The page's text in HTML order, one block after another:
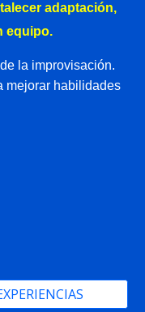
adaptación,
equipo.
la improvisación.
mejorar habilidades